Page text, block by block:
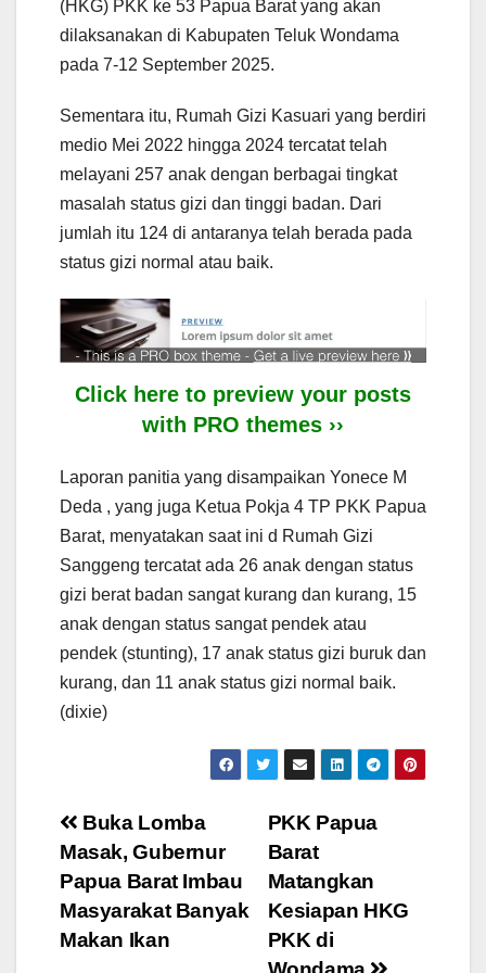
(HKG) PKK ke 53 Papua Barat yang akan
dilaksanakan di Kabupaten Teluk Wondama
pada 7-12 September 2025.
Sementara itu, Rumah Gizi Kasuari yang berdiri
medio Mei 2022 hingga 2024 tercatat telah
melayani 257 anak dengan berbagai tingkat
masalah status gizi dan tinggi badan. Dari
jumlah itu 124 di antaranya telah berada pada
status gizi normal atau baik.
Click here to preview your posts
with PRO themes ››
Laporan panitia yang disampaikan Yonece M
Deda , yang juga Ketua Pokja 4 TP PKK Papua
Barat, menyatakan saat ini d Rumah Gizi
Sanggeng tercatat ada 26 anak dengan status
gizi berat badan sangat kurang dan kurang, 15
anak dengan status sangat pendek atau
pendek (stunting), 17 anak status gizi buruk dan
kurang, dan 11 anak status gizi normal baik.
(dixie)
Post
navigation
PKK Papua
Barat
Matangkan
Kesiapan HKG
PKK di
Buka Lomba
Masak, Gubernur
Papua Barat Imbau
Masyarakat Banyak
Makan Ikan